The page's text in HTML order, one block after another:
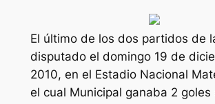
El último de los dos partidos de
disputado el domingo 19 de
2010, en el Estadio Nacional
el cual Municipal ganaba 2 goles